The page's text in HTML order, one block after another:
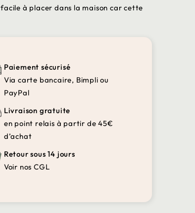
à placer dans la maison car cette
Paiement sécurisé
Via carte bancaire, Bimpli ou
PayPal
Livraison gratuite
en point relais à partir de 45€
d’achat
Retour sous 14 jours
Voir nos CGL